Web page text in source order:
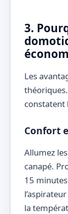
3.
Les
constatent
Confort
Allumez
canapé.
15
la